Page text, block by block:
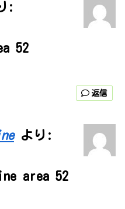
:
52
返信
より:
area 52